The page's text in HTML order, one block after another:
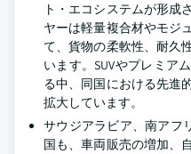
ト・エコシステムが形成
ヤーは軽量複合材やモジ
て、貨物の柔軟性、耐久
います。SUVやプレミア
る中、同国における先進
拡大しています。
サウジアラビア、南アフ
国も、車両販売の増加、